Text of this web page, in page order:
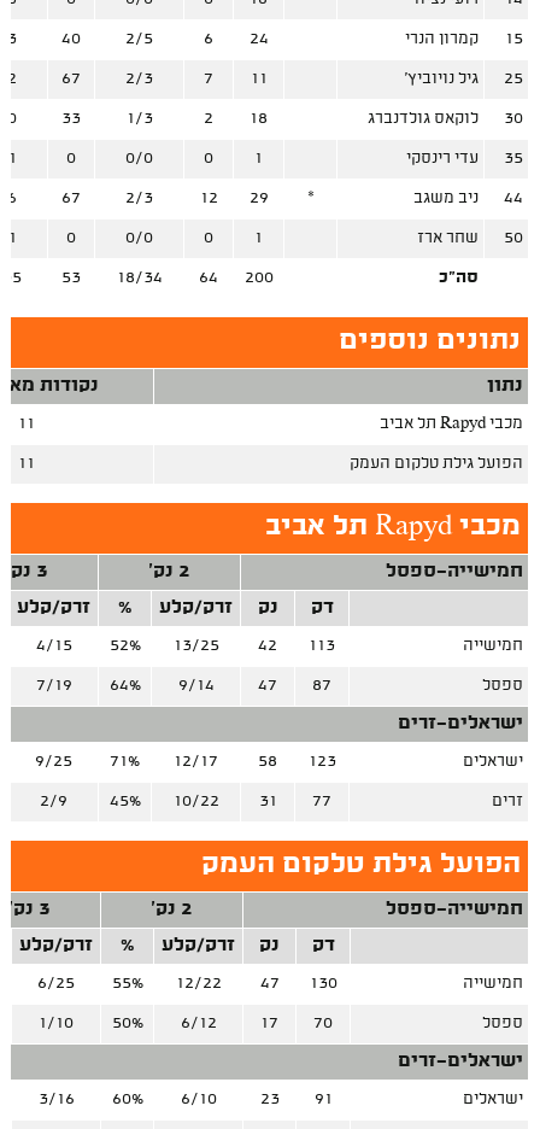
15 קמרון הנרי 24
6
2/5
40
3
25 גיל נויוביץ' 11
7
2/3
67
2
30 לוקאס גולדנברג 18
2
1/3
33
0
35 עדי רינסקי 1
0
0/0
0
1
44 ניב משגב *
29
12
2/3
67
6
50 שחר ארז 1
0
0/0
0
1
סה"כ 200
64
18/34
53
נתונים נוספים
נתון נקודות
מכבי Rapyd תל אביב 11
הפועל גילת טלקום העמק 11
מכבי Rapyd תל אביב
חמישייה-ספסל 2 נק'
3 נק'
דק
נק זרק/קלע % זרק/קלע
חמישייה 113
42
13/25
52%
4/15
ספסל 87
47
9/14
64%
7/19
ישראלים-זרים
ישראלים 123
58
12/17
71%
9/25
זרים 77
31
10/22
45%
2/9
הפועל גילת טלקום העמק
חמישייה-ספסל 2 נק'
3 נק'
דק
נק זרק/קלע % זרק/קלע
חמישייה 130
47
12/22
55%
6/25
ספסל 70
17
6/12
50%
1/10
ישראלים-זרים
ישראלים 91
23
6/10
60%
3/16